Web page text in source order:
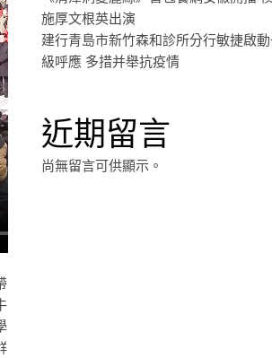
施厚文根英出演
建行青島市新竹森和診所分行敏捷啟
級呼應 多措并舉抗疫情
近期留言
尚無留言可供顯示。